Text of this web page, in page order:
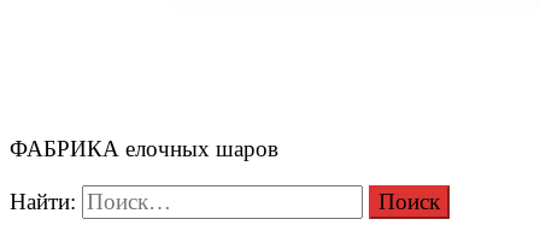
ФАБРИКА елочных шаров
Найти: